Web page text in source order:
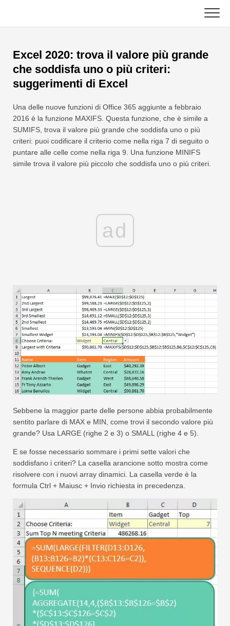
content
Funzioni Excel
Grafico
Suggerimenti su Excel
Formula
C ++
DSA
Giava
JavaScript
Excel 2020: trova il valore più grande
che soddisfa uno o più criteri:
suggerimenti di Excel
Una delle nuove funzioni di Office 365 aggiunte a febbraio
2016 è la funzione MAXIFS. Questa funzione, che è simile a
SUMIFS, trova il valore più grande che soddisfa uno o più
criteri: puoi codificare il criterio come nella riga 7 di seguito o
puntare alle celle come nella riga 9. Una funzione MINIFS
simile trova il valore più piccolo che soddisfa uno o più criteri.
ad
Sebbene la maggior parte delle persone abbia probabilmente
sentito parlare di MAX e MIN, come trovi il secondo valore più
grande? Usa LARGE (righe 2 e 3) o SMALL (righe 4 e 5).
E se fosse necessario sommare i primi sette valori che
soddisfano i criteri? La casella arancione sotto mostra come
risolvere con i nuovi array dinamici. La casella verde è la
formula Ctrl + Maiusc + Invio richiesta in precedenza.